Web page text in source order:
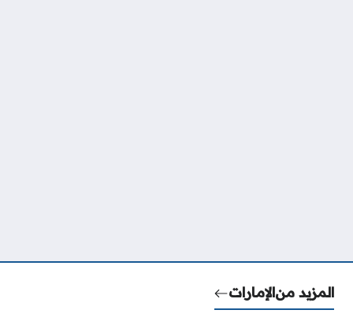
المزيد منالإمارات